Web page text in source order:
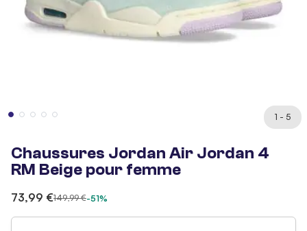
1 - 5
Chaussures Jordan Air Jordan 4
RM Beige pour femme
73,99 €149,99 €-51%